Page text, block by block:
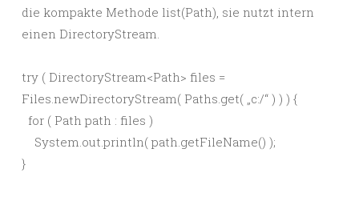
die kompakte Methode list(Path), sie nutzt intern
einen DirectoryStream.
try ( DirectoryStream<Path> files =
Files.newDirectoryStream( Paths.get( „c:/“ ) ) ) {
for ( Path path : files )
System.out.println( path.getFileName() );
}